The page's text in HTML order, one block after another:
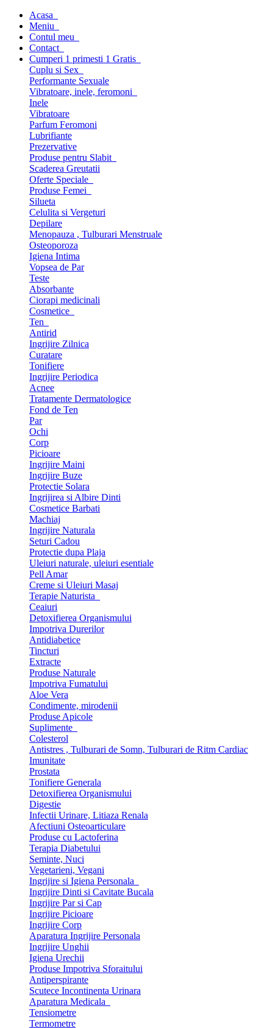
Acasa
Meniu
Contul meu
Contact
Cumperi 1 primesti 1 Gratis
Cuplu si Sex
Performante Sexuale
Vibratoare, inele, feromoni
Inele
Vibratoare
Parfum Feromoni
Lubrifiante
Prezervative
Produse pentru Slabit
Scaderea Greutatii
Oferte Speciale
Produse Femei
Silueta
Celulita si Vergeturi
Depilare
Menopauza , Tulburari Menstruale
Osteoporoza
Igiena Intima
Vopsea de Par
Teste
Absorbante
Ciorapi medicinali
Cosmetice
Ten
Antirid
Ingrijire Zilnica
Curatare
Tonifiere
Ingrijire Periodica
Acnee
Tratamente Dermatologice
Fond de Ten
Par
Ochi
Corp
Picioare
Ingrijire Maini
Ingrijire Buze
Protectie Solara
Ingrijirea si Albire Dinti
Cosmetice Barbati
Machiaj
Ingrijire Naturala
Seturi Cadou
Protectie dupa Plaja
Uleiuri naturale, uleiuri esentiale
Pell Amar
Creme si Uleiuri Masaj
Terapie Naturista
Ceaiuri
Detoxifierea Organismului
Impotriva Durerilor
Antidiabetice
Tincturi
Extracte
Produse Naturale
Impotriva Fumatului
Aloe Vera
Condimente, mirodenii
Produse Apicole
Suplimente
Colesterol
Antistres , Tulburari de Somn, Tulburari de Ritm Cardiac
Imunitate
Prostata
Tonifiere Generala
Detoxifierea Organismului
Digestie
Infectii Urinare, Litiaza Renala
Afectiuni Osteoarticulare
Produse cu Lactoferina
Terapia Diabetului
Seminte, Nuci
Vegetarieni, Vegani
Ingrijire si Igiena Personala
Ingrijire Dinti si Cavitate Bucala
Ingrijire Par si Cap
Ingrijire Picioare
Ingrijire Corp
Aparatura Ingrijire Personala
Ingrijire Unghii
Igiena Urechii
Produse Impotriva Sforaitului
Antiperspirante
Scutece Incontinenta Urinara
Aparatura Medicala
Tensiometre
Termometre